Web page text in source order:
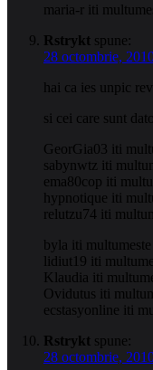
maria-r iti
Rstrykt spune:
28 octombrie,
hai ca ies unpic
si cei care sunt
GeorGia03 iti
sabynwtz iti
ema80cop iti
hypnotique iti
relutzu74 iti
byla iti
lidiut19 iti
Klaudia iti
Ovidutus iti
ecstasyonline iti
Rstrykt spune:
28 octombrie,